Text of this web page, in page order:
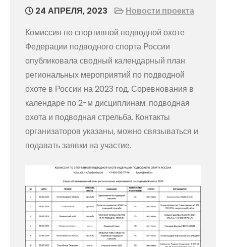
24 АПРЕЛЯ, 2023
Новости проекта
Комиссия по спортивной подводной охоте
Федерации подводного спорта России
опубликовала сводный календарный план
региональных мероприятий по подводной
охоте в России на 2023 год. Соревнования в
календаре по 2-м дисциплинам: подводная
охота и подводная стрельба. Контакты
организаторов указаны, можно связываться и
подавать заявки на участие.